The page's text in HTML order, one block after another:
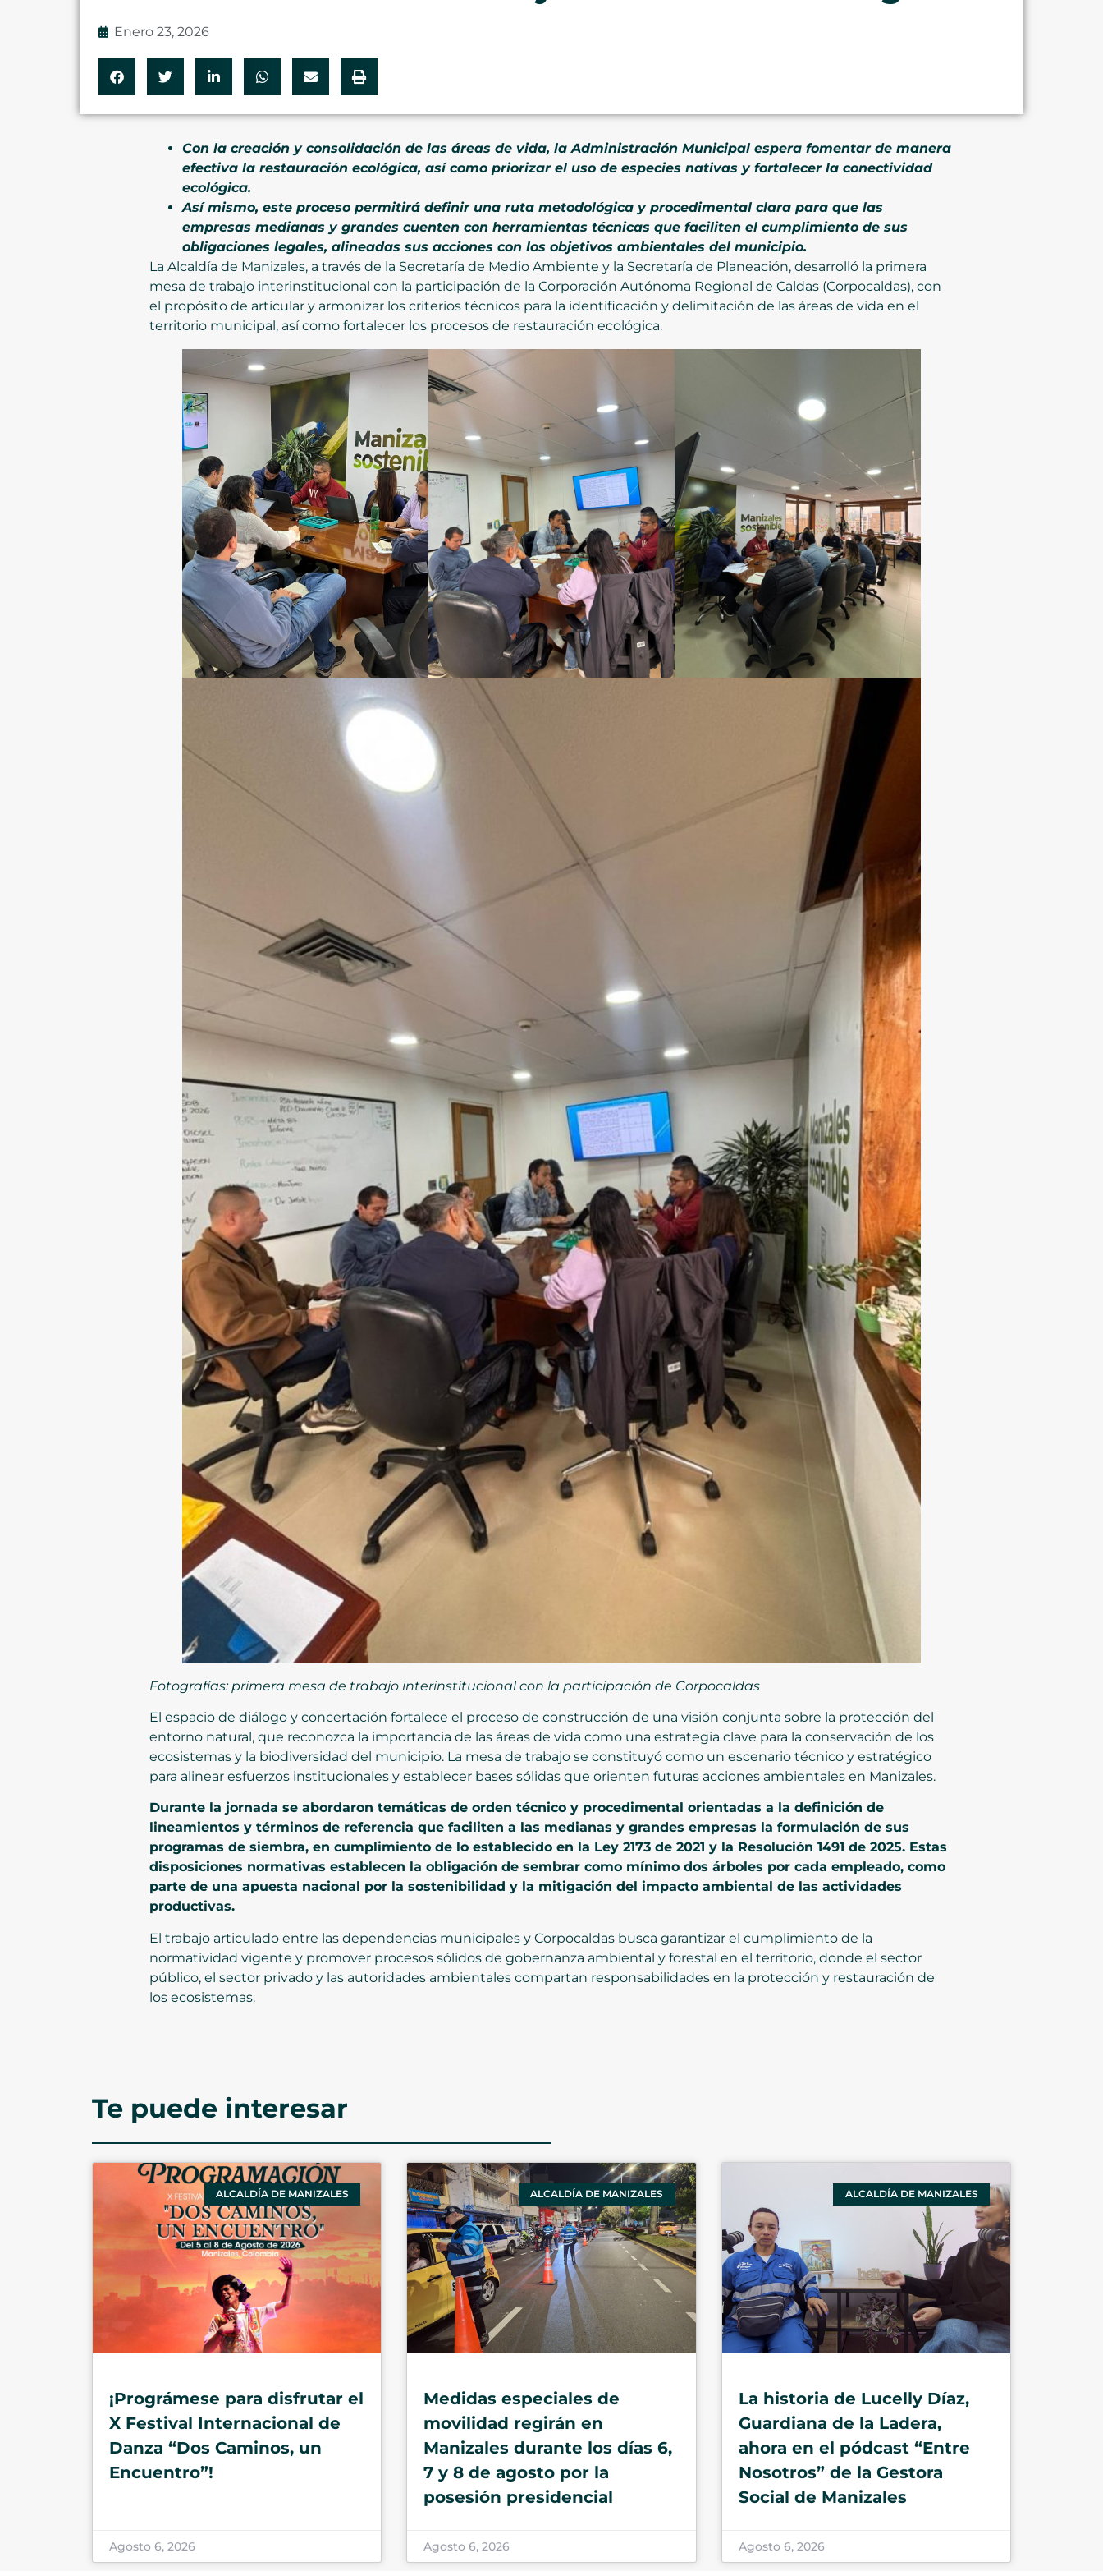
Enero 23, 2026
Con la creación y consolidación de las áreas de vida, la Administración Municipal espera fomentar de manera
efectiva la restauración ecológica, así como priorizar el uso de especies nativas y fortalecer la conectividad
ecológica.
Así mismo, este proceso permitirá definir una ruta metodológica y procedimental clara para que las
empresas medianas y grandes cuenten con herramientas técnicas que faciliten el cumplimiento de sus
obligaciones legales, alineadas sus acciones con los objetivos ambientales del municipio.
La Alcaldía de Manizales, a través de la Secretaría de Medio Ambiente y la Secretaría de Planeación, desarrolló la primera
mesa de trabajo interinstitucional con la participación de la Corporación Autónoma Regional de Caldas (Corpocaldas), con
el propósito de articular y armonizar los criterios técnicos para la identificación y delimitación de las áreas de vida en el
territorio municipal, así como fortalecer los procesos de restauración ecológica.
Fotografías: primera mesa de trabajo interinstitucional con la participación de Corpocaldas
El espacio de diálogo y concertación fortalece el proceso de construcción de una visión conjunta sobre la protección del
entorno natural, que reconozca la importancia de las áreas de vida como una estrategia clave para la conservación de los
ecosistemas y la biodiversidad del municipio. La mesa de trabajo se constituyó como un escenario técnico y estratégico
para alinear esfuerzos institucionales y establecer bases sólidas que orienten futuras acciones ambientales en Manizales.
Durante la jornada se abordaron temáticas de orden técnico y procedimental orientadas a la definición de
lineamientos y términos de referencia que faciliten a las medianas y grandes empresas la formulación de sus
programas de siembra, en cumplimiento de lo establecido en la Ley 2173 de 2021 y la Resolución 1491 de 2025. Estas
disposiciones normativas establecen la obligación de sembrar como mínimo dos árboles por cada empleado, como
parte de una apuesta nacional por la sostenibilidad y la mitigación del impacto ambiental de las actividades
productivas.
El trabajo articulado entre las dependencias municipales y Corpocaldas busca garantizar el cumplimiento de la
normatividad vigente y promover procesos sólidos de gobernanza ambiental y forestal en el territorio, donde el sector
público, el sector privado y las autoridades ambientales compartan responsabilidades en la protección y restauración de
los ecosistemas.
Te puede interesar
ALCALDÍA DE MANIZALES
¡Prográmese para disfrutar el
X Festival Internacional de
Danza “Dos Caminos, un
Encuentro”!
Agosto 6, 2026
ALCALDÍA DE MANIZALES
Medidas especiales de
movilidad regirán en
Manizales durante los días 6,
7 y 8 de agosto por la
posesión presidencial
Agosto 6, 2026
ALCALDÍA DE MANIZALES
La historia de Lucelly Díaz,
Guardiana de la Ladera,
ahora en el pódcast “Entre
Nosotros” de la Gestora
Social de Manizales
Agosto 6, 2026